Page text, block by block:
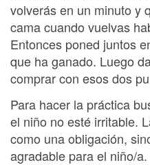
volverás en un minuto y
cama cuando vuelvas
Entonces poned juntos
que ha ganado. Luego
comprar con esos dos
Para hacer la práctica
el niño no esté irritable.
como una obligación,
agradable para el niño/a.